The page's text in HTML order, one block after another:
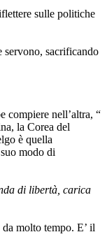
sulle politiche
sacrificando
compiere nell’altra, “
la Corea del
è quella
modo di
di libertà, carica
molto tempo. E’ il